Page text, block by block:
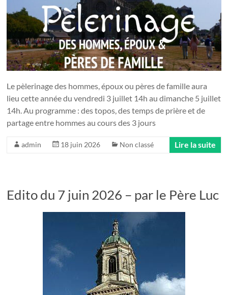
Le pèlerinage des hommes, époux ou pères de famille aura
lieu cette année du vendredi 3 juillet 14h au dimanche 5 juillet
14h. Au programme : des topos, des temps de prière et de
partage entre hommes au cours des 3 jours
admin 18 juin 2026 Non classé Lire la suite
Edito du 7 juin 2026 – par le Père Luc